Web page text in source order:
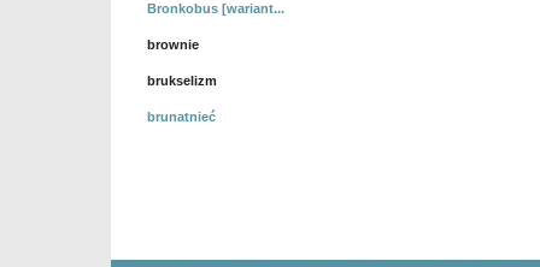
Bronkobus [wariant...
brownie
brukselizm
brunatnieć